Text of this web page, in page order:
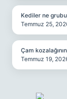
Kediler ne
Temmuz 25,
Çam
Temmuz 19,